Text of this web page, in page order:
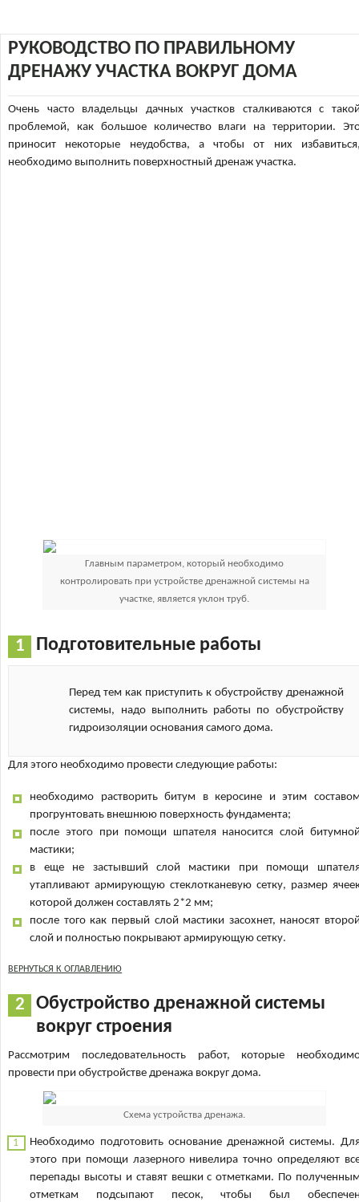
РУКОВОДСТВО ПО ПРАВИЛЬНОМУ
ДРЕНАЖУ УЧАСТКА ВОКРУГ ДОМА
Очень часто владельцы дачных участков сталкиваются с
проблемой, как большое количество влаги на территории.
приносит некоторые неудобства, а чтобы от них
необходимо выполнить поверхностный дренаж участка.
Главным параметром, который необходимо
контролировать при устройстве дренажной системы на
участке, является уклон труб.
Подготовительные работы
Перед тем как приступить к обустройству дренажной
системы, надо выполнить работы по обустройству
гидроизоляции основания самого дома.
Для этого необходимо провести следующие работы:
необходимо растворить битум в керосине и этим
прогрунтовать внешнюю поверхность фундамента;
после этого при помощи шпателя наносится слой
мастики;
в еще не застывший слой мастики при помощи
утапливают армирующую стеклотканевую сетку, размер
которой должен составлять 2*2 мм;
после того как первый слой мастики засохнет, наносят
слой и полностью покрывают армирующую сетку.
ВЕРНУТЬСЯ К ОГЛАВЛЕНИЮ
Обустройство дренажной системы
вокруг строения
Рассмотрим последовательность работ, которые
провести при обустройстве дренажа вокруг дома.
Схема устройства дренажа.
Необходимо подготовить основание дренажной системы.
этого при помощи лазерного нивелира точно определяют
перепады высоты и ставят вешки с отметками. По
отметкам подсыпают песок, чтобы был